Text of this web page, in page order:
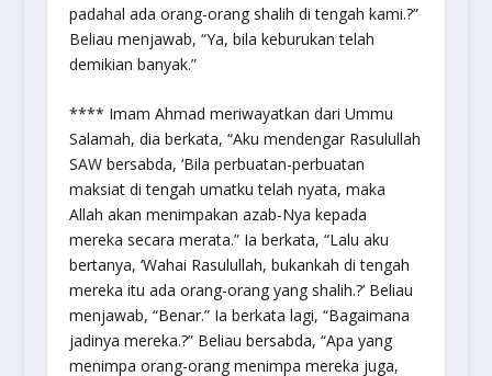
padahal ada orang-orang shalih di tengah kami.?”
Beliau menjawab, “Ya, bila keburukan telah
demikian banyak.”
**** Imam Ahmad meriwayatkan dari Ummu
Salamah, dia berkata, “Aku mendengar Rasulullah
SAW bersabda, ‘Bila perbuatan-perbuatan
maksiat di tengah umatku telah nyata, maka
Allah akan menimpakan azab-Nya kepada
mereka secara merata.”Ia berkata, “Lalu aku
bertanya, ‘Wahai Rasulullah, bukankah di tengah
mereka itu ada orang-orang yang shalih.?’ Beliau
menjawab, “Benar.”Ia berkata lagi, “Bagaimana
jadinya mereka.?” Beliau bersabda, “Apa yang
menimpa orang-orang menimpa mereka juga,